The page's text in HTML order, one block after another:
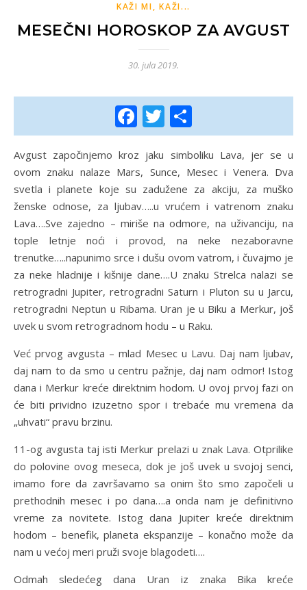
KAŽI MI, KAŽI...
MESEČNI HOROSKOP ZA AVGUST
30. jula 2019.
Facebook
Twitter
Avgust započinjemo kroz jaku simboliku Lava, jer se u
ovom znaku nalaze Mars, Sunce, Mesec i Venera. Dva
svetla i planete koje su zadužene za akciju, za muško
ženske odnose, za ljubav…..u vrućem i vatrenom znaku
Lava….Sve zajedno – miriše na odmore, na uživanciju, na
tople letnje noći i provod, na neke nezaboravne
trenutke…..napunimo srce i dušu ovom vatrom, i čuvajmo je
za neke hladnije i kišnije dane….U znaku Strelca nalazi se
retrogradni Jupiter, retrogradni Saturn i Pluton su u Jarcu,
retrogradni Neptun u Ribama. Uran je u Biku a Merkur, još
uvek u svom retrogradnom hodu – u Raku.
Već prvog avgusta – mlad Mesec u Lavu. Daj nam ljubav,
daj nam to da smo u centru pažnje, daj nam odmor! Istog
dana i Merkur kreće direktnim hodom. U ovoj prvoj fazi on
će biti prividno izuzetno spor i trebaće mu vremena da
„uhvati“ pravu brzinu.
11-og avgusta taj isti Merkur prelazi u znak Lava. Otprilike
do polovine ovog meseca, dok je još uvek u svojoj senci,
imamo fore da završavamo sa onim što smo započeli u
prethodnih mesec i po dana….a onda nam je definitivno
vreme za novitete. Istog dana Jupiter kreće direktnim
hodom – benefik, planeta ekspanzije – konačno može da
nam u većoj meri pruži svoje blagodeti….
Odmah sledećeg dana Uran iz znaka Bika kreće